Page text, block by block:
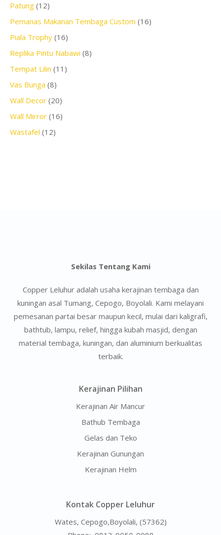
Patung (12)
Pemanas Makanan Tembaga Custom (16)
Piala Trophy (16)
Replika Pintu Nabawi (8)
Tempat Lilin (11)
Vas Bunga (8)
Wall Decor (20)
Wall Mirror (16)
Wastafel (12)
Sekilas Tentang Kami
Copper Leluhur adalah usaha kerajinan tembaga dan
kuningan asal Tumang, Cepogo, Boyolali. Kami melayani
pemesanan partai besar maupun kecil, mulai dari kaligrafi,
bathtub, lampu, relief, hingga kubah masjid, dengan
material tembaga, kuningan, dan aluminium berkualitas
terbaik.
Kerajinan Pilihan
Kerajinan Air Mancur
Bathub Tembaga
Gelas dan Teko
Kerajinan Gunungan
Kerajinan Helm
Kontak Copper Leluhur
Wates, Cepogo,Boyolali, (57362)